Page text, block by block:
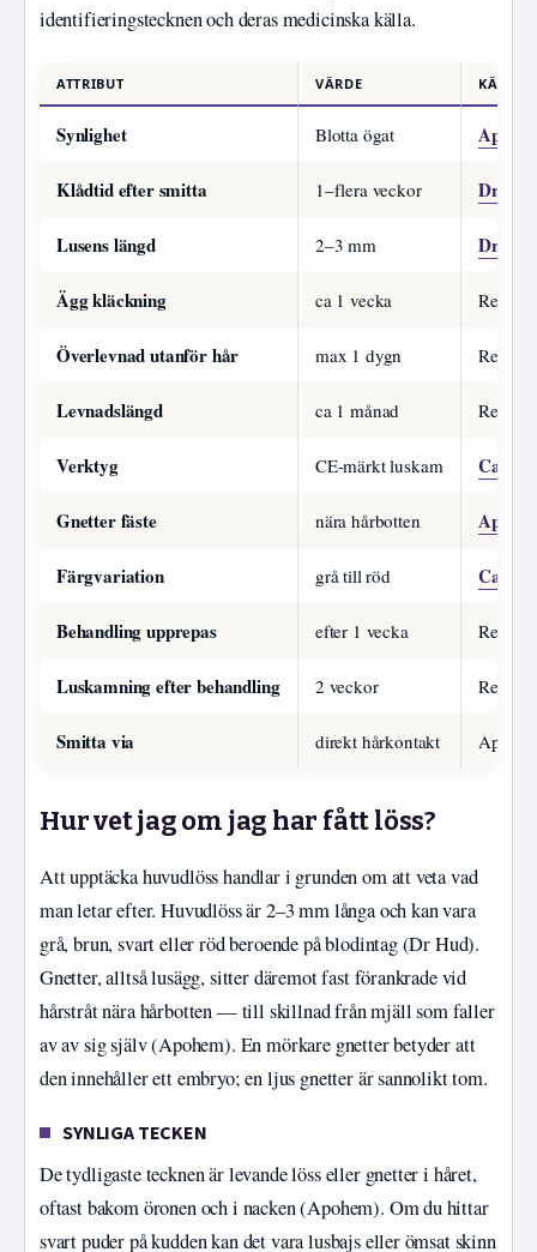
identifieringstecknen och deras medicinska källa.
ATTRIBUT VÄRDE KÄLLA
Synlighet Blotta ögat
Klådtid efter smitta 1–flera veckor Dr Hud
Lusens längd 2–3 mm Dr Hud
Ägg kläckning ca 1 vecka Region
Överlevnad utanför hår max 1 dygn Region
Levnadslängd ca 1 månad Region
Verktyg CE-märkt luskam Capio
Gnetter fäste nära hårbotten
Färgvariation grå till röd Capio
Behandling upprepas efter 1 vecka Region
Luskamning efter behandling 2 veckor Region
Smitta via direkt hårkontakt
Hur vet jag om jag har fått löss?
Att upptäcka huvudlöss handlar i grunden om att veta vad
man letar efter. Huvudlöss är 2–3 mm långa och kan vara
grå, brun, svart eller röd beroende på blodintag (Dr Hud).
Gnetter, alltså lusägg, sitter däremot fast förankrade vid
hårstråt nära hårbotten — till skillnad från mjäll som faller
av av sig själv (Apohem). En mörkare gnetter betyder att
den innehåller ett embryo; en ljus gnetter är sannolikt tom.
SYNLIGA TECKEN
De tydligaste tecknen är levande löss eller gnetter i håret,
oftast bakom öronen och i nacken (Apohem). Om du hittar
svart puder på kudden kan det vara lusbajs eller ömsat skinn